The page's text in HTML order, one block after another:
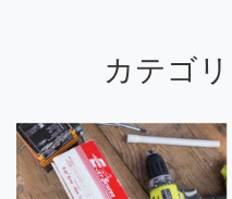
カテゴ